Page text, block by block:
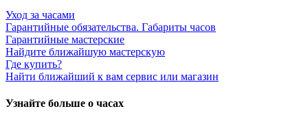
Уход за часами
Гарантийные обязательства. Габариты часов
Гарантийные мастерские
Найдите ближайшую мастерскую
Где купить?
Найти ближайший к вам сервис или магазин
Узнайте больше о часах